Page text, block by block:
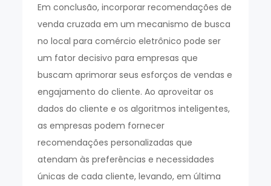
Em conclusão, incorporar recomendações de
venda cruzada em um mecanismo de busca
no local para comércio eletrônico pode ser
um fator decisivo para empresas que
buscam aprimorar seus esforços de vendas e
engajamento do cliente. Ao aproveitar os
dados do cliente e os algoritmos inteligentes,
as empresas podem fornecer
recomendações personalizadas que
atendam às preferências e necessidades
únicas de cada cliente, levando, em última